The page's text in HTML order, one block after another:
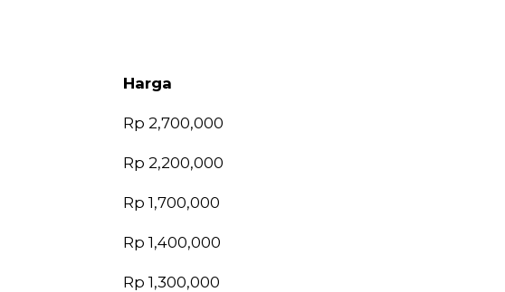
Harga
Harga
Rp 2,700,000
Rp 2,200,000
Rp 1,700,000
Rp 1,400,000
Rp 1,300,000